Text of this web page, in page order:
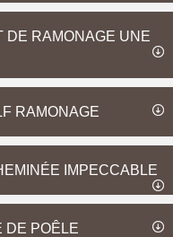
DE RAMONAGE UNE
RAMONAGE
IMPECCABLE
DE POÊLE